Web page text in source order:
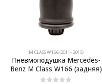
M CLASS W166 (2011- 2015)
Пневмоподушка Mercedes-
Benz M Class W166 (задняя)